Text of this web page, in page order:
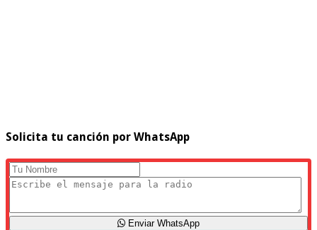
Solicita tu canción por WhatsApp
Enviar WhatsApp